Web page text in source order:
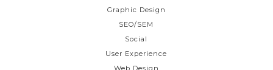
Graphic Design
SEO/SEM
Social
User Experience
Web Design